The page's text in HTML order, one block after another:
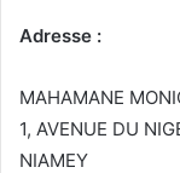
Adresse :
MAHAMANE
1, AVENUE DU
NIAMEY